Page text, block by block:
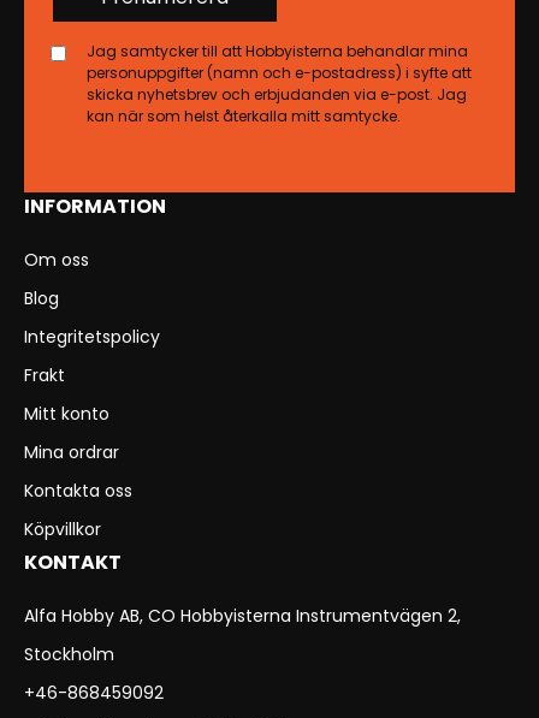
INFORMATION
Om oss
Blog
Integritetspolicy
Frakt
Mitt konto
Mina ordrar
Kontakta oss
Köpvillkor
KONTAKT
Alfa Hobby AB, CO Hobbyisterna Instrumentvägen 2,
Stockholm
+46-868459092
Jag samtycker till att Hobbyisterna behandlar mina
personuppgifter (namn och e-postadress) i syfte att
skicka nyhetsbrev och erbjudanden via e-post. Jag
kan när som helst återkalla mitt samtycke.